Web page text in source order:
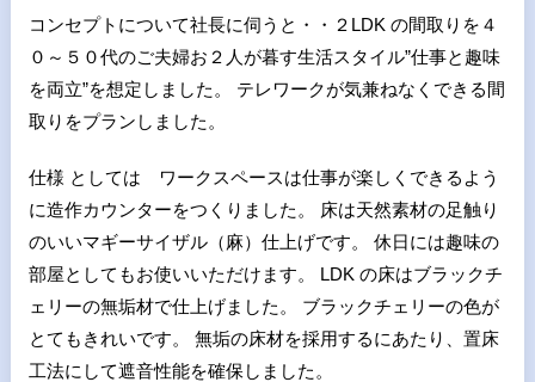
コンセプトについて社長に伺うと・・２LDK の間取りを４
０～５０代のご夫婦お２人が暮す生活スタイル”仕事と趣味
を両立”を想定しました。 テレワークが気兼ねなくできる間
取りをプランしました。
仕様 としては ワークスペースは仕事が楽しくできるよう
に造作カウンターをつくりました。 床は天然素材の足触り
のいいマギーサイザル（麻）仕上げです。 休日には趣味の
部屋としてもお使いいただけます。 LDK の床はブラックチ
ェリーの無垢材で仕上げました。 ブラックチェリーの色が
とてもきれいです。 無垢の床材を採用するにあたり、置床
工法にして遮音性能を確保しました。